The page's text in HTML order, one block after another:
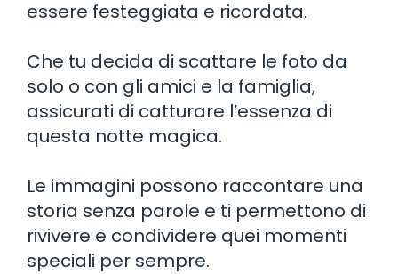
essere festeggiata e ricordata.
Che tu decida di scattare le foto da
solo o con gli amici e la famiglia,
assicurati di catturare l’essenza di
questa notte magica.
Le immagini possono raccontare una
storia senza parole e ti permettono di
rivivere e condividere quei momenti
speciali per sempre.